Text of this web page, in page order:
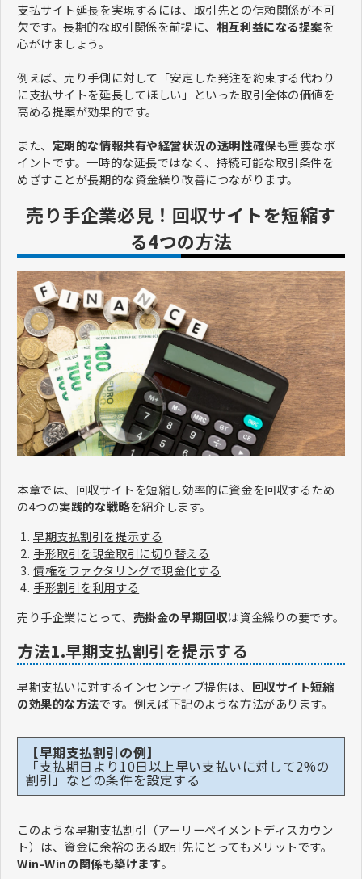
支払サイト延長を実現するには、取引先との信頼関係が不可
欠です。長期的な取引関係を前提に、 相互利益になる提案を
心がけましょう。
​​​​​​​例えば、売り手側に対して「安定した発注を約束する代わり
に支払サイトを延長してほしい」といった取引全体の価値を
高める提案が効果的です。
また、 定期的な情報共有や経営状況の透明性確保も重要なポ
イントです。一時的な延長ではなく、持続可能な取引条件を
めざすことが長期的な資金繰り改善につながります。
売り手企業必見！回収サイトを短縮す
る4つの方法
本章では、回収サイトを短縮し効率的に資金を回収するため
の4つの実践的な戦略を紹介します。
早期支払割引を提示する
手形取引を現金取引に切り替える
債権をファクタリングで現金化する
手形割引を利用する
売り手企業にとって、 売掛金の​​早期回収は資金繰りの要です。
方法1.早期支払割引を提示する
早期支払いに対するインセンティブ提供は、 回収サイト短縮
の効果的な方法です。例えば下記のような方法があります。
【早期支払割引の例】
「支払期日より10日以上早い支払いに対して2%の
割引」などの条件を設定する
このような早期支払割引（アーリーペイメントディスカウン
ト）は、資金に余裕のある取引先にとってもメリットです。
Win-Winの関係も築けます。